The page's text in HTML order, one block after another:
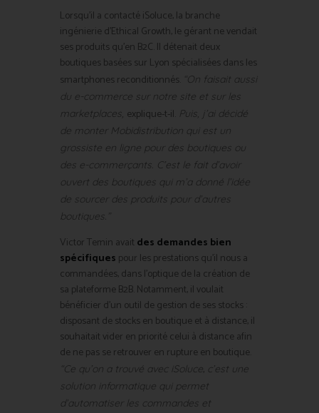
Lorsqu’il a contacté iSoluce, la branche
ingénierie d’Ethical Growth, le gérant ne vendait
ses produits qu’en B2C. Il détenait deux
boutiques basées sur Lyon spécialisées dans les
smartphones reconditionnés.
“On faisait aussi
du e-commerce sur notre site et sur les
marketplaces, explique-t-il. Puis, j’ai décidé
de monter Mobidistribution qui est un
grossiste en ligne pour des boutiques ou
des e-commerçants. C’est le fait d’avoir
ouvert des boutiques qui m’a donné l’idée
de sourcer des produits pour d’autres
boutiques.”
Victor Temin avait des demandes bien
spécifiques pour les prestations qu’il nous a
commandées, dans l’optique de la création de
sa plateforme B2B. Notamment, il voulait
bénéficier d’un outil de gestion de ses stocks :
disposant de stocks en boutique et à distance, il
souhaitait vider en priorité celui à distance afin
de ne pas se retrouver en rupture en boutique.
“Ce qu’on a trouvé avec iSoluce , c’est une
solution informatique qui permet
d’automatiser les commandes et